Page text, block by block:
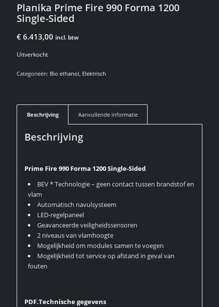
Planika Prime Fire 990 Forma 1200
Single-Sided
€ 6.413,00 incl. btw
Uitverkocht
Categorieën: Bio ethanol, Elektrisch
Beschrijving Aanvullende informatie
Beschrijving
Prime Fire 990 Forma 1200 Single-Sided
BEV * Technologie – geen contact tussen brandstof en
vlam
Automatisch navulsysteem
LED-regelpaneel
Geavanceerde veiligheidssensoren
2 niveaus van vlamhoogte
Mogelijkheid om modules samen te voegen
Mogelijkheid tot service op afstand in geval van
fouten
PDF.Technische gegevens